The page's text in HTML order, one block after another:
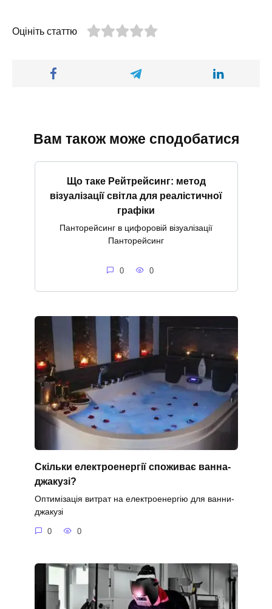
Оцініть статтю
Вам також може сподобатися
Що таке Рейтрейсинг: метод
візуалізації світла для реалістичної
графіки
Панторейсинг в цифоровій візуалізації
Панторейсинг
0 0
Скільки електроенергії споживає ванна-
джакузі?
Оптимізація витрат на електроенергію для ванни-
джакузі
0 0